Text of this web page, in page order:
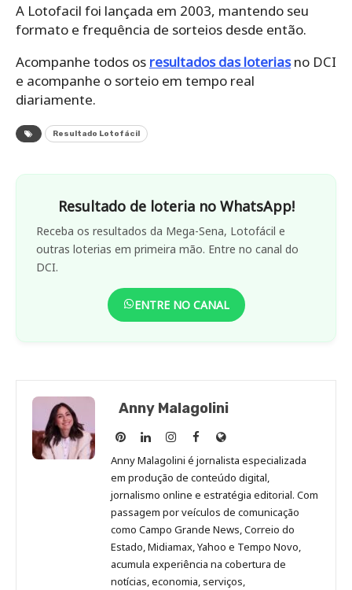
A Lotofacil foi lançada em 2003, mantendo seu
formato e frequência de sorteios desde então.
Acompanhe todos os resultados das loteriasno DCI
e acompanhe o sorteio em tempo real
diariamente.
Resultado Lotofácil
Resultado de loteria no WhatsApp!
Receba os resultados da Mega-Sena, Lotofácil e
outras loterias em primeira mão. Entre no canal do
DCI.
ENTRE NO CANAL
Anny Malagolini
Anny
Malagolini
no
Pinterest
Anny
Malagolini
no
LinkedIn
Anny
Malagolini
no
Instagram
Anny
Malagolini
no
Facebook
Site
de
Anny
Malagolini
Anny Malagolini é jornalista especializada
em produção de conteúdo digital,
jornalismo online e estratégia editorial. Com
passagem por veículos de comunicação
como Campo Grande News, Correio do
Estado, Midiamax, Yahoo e Tempo Novo,
acumula experiência na cobertura de
notícias, economia, serviços,